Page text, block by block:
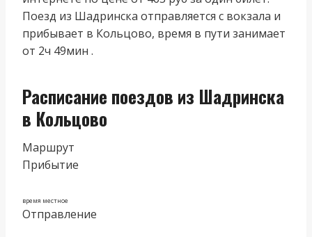
Поезд из Шадринска отправляется с вокзала и
прибывает в Кольцово, время в пути занимает
от 2ч 49мин .
Расписание поездов из Шадринска
в Кольцово
Маршрут
Прибытие
время местное
Отправление